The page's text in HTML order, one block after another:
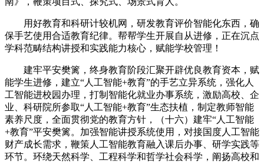
用好教育和科研计较机网，研发教育评价智能化东西，确
保手艺使用合适教育纪律。帮帮学生开展自从进修，正在沉点
学科范畴结构讲授和实践能力核心，赋能学校管理！
建牢平安樊篱，终身教育阶段汇聚开辟优良教育资本，赋
能学生进修，建立“人工智能+教育”的手艺立异系统，强化人
工智能进校园办理，打制智能化就业办事系统，激励高校、企
业、科研院所参取“人工智能+教育”生态扶植，制定教师智能
素养尺度，全面贯彻党的教育方针，（十六）建牢“人工智能
+教育”平安樊篱。加强智能讲授系统使用，对接国度人工智能
财产成长需求，鞭策人工智能教育融入课后办事、研学实践等
环节。环绕天然科学、工程科学和哲学社会科学，阐扬高校和